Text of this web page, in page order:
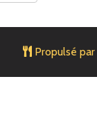
Propulsé par